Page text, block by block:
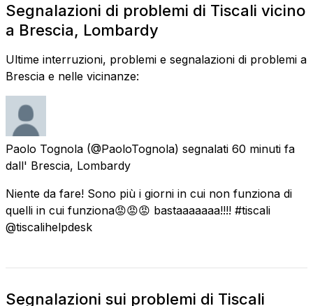
Segnalazioni di problemi di Tiscali vicino
a Brescia, Lombardy
Ultime interruzioni, problemi e segnalazioni di problemi a
Brescia e nelle vicinanze:
Paolo Tognola (@PaoloTognola) segnalati 60 minuti fa
dall' Brescia, Lombardy
Niente da fare! Sono più i giorni in cui non funziona di
quelli in cui funziona😡😡😡 bastaaaaaaa!!!! #tiscali
@tiscalihelpdesk
Segnalazioni sui problemi di Tiscali